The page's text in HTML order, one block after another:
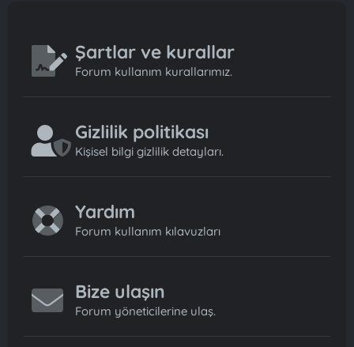
Şartlar ve kurallar
Forum kullanım kurallarımız.
Gizlilik politikası
Kişisel bilgi gizlilik detayları.
Yardım
Forum kullanım kılavuzları
Bize ulaşın
Forum yöneticilerine ulaş.